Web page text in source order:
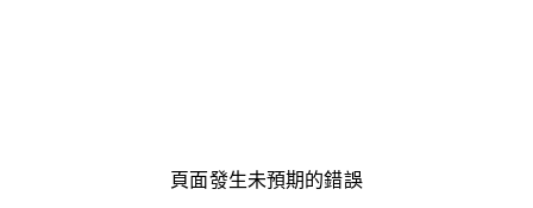
頁面發生未預期的錯誤